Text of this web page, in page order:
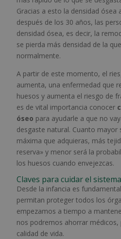
Gracias a esto la densidad ósea
después de los 30 años, las
densidad ósea, es decir, la
se pierda más densidad de la
normalmente.
A partir de este momento, el
aumenta, una enfermedad que
huesos y aumenta el riesgo de
es de vital importancia conocer
óseo para ayudarle a que no
desgaste natural. Cuanto mayor
máxima que adquieras, más
reserva» y menor será la
los huesos cuando envejezcas.
Claves para cuidar el
Desde la infancia es
permitan proteger todos los
empezamos a tiempo a
nos podremos ahorrar
calidad de vida.